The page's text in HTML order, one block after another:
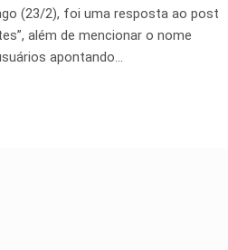
(23/2), foi uma resposta ao post
além de mencionar o nome
apontando…